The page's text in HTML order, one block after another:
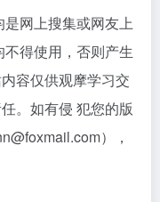
网上搜集或网友上
得使用，否则产生
容仅供观摩学习交
。如有侵 犯您的版
），